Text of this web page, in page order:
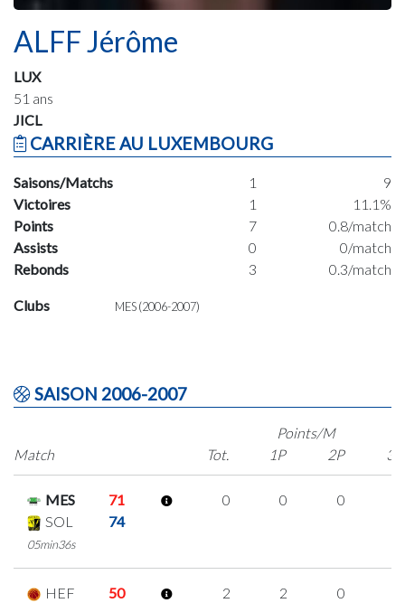
ALFF Jérôme
LUX
51 ans
JICL
CARRIÈRE AU LUXEMBOURG
Saisons/Matchs 1
9
Victoires
1
11.1%
Points
7
0.8/match
Assists
0
0/match
Rebonds
3 0.3/match
Clubs MES (2006-2007)
SAISON 2006-2007
Match
Points/M
Tot.
1P 2P 3P
MES
71
SOL
74
05min36s
0 0 0
HEF
50
2 2 0